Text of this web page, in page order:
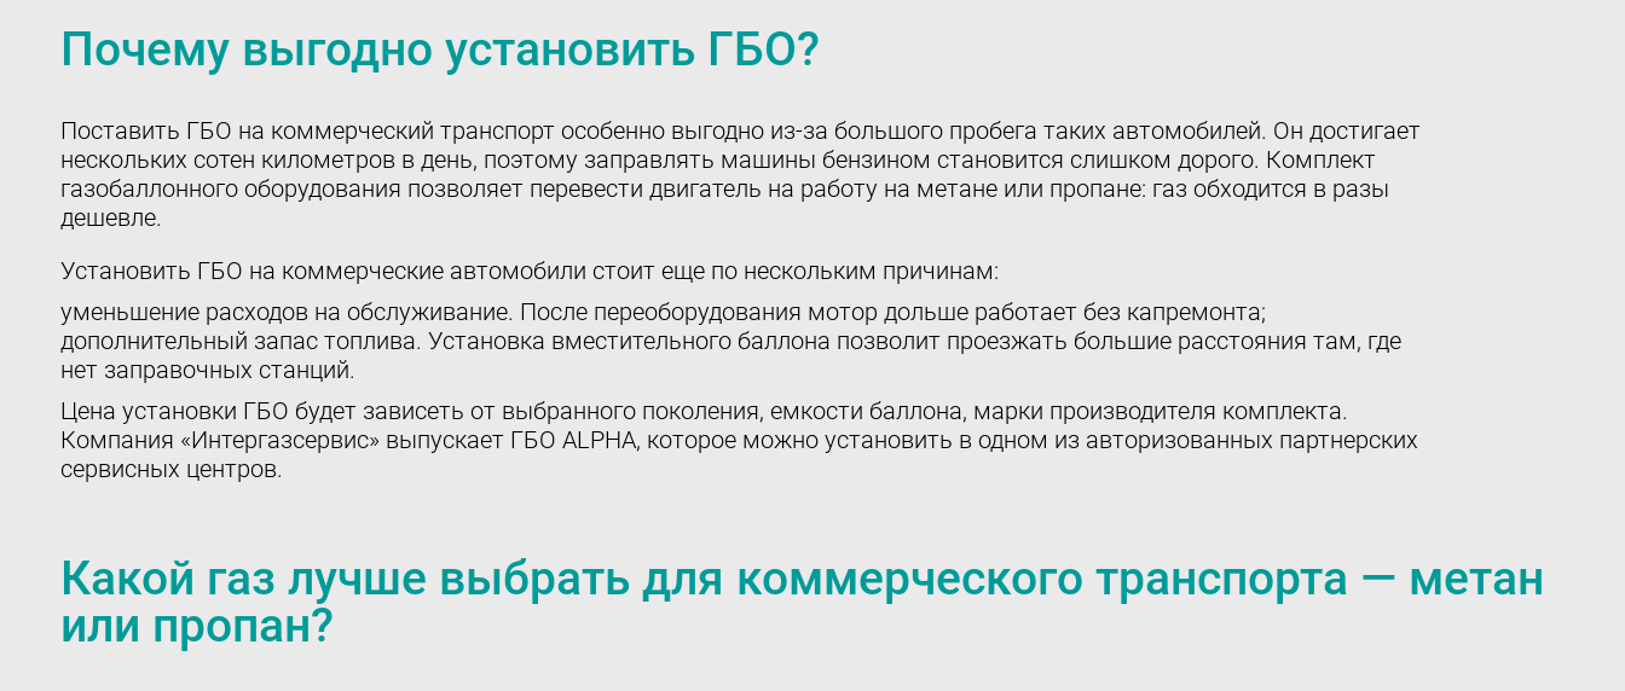
Подписаться
Почему выгодно установить ГБО?
Поставить ГБО на коммерческий транспорт особенно выгодно из-за большого пробега таких автомобилей. Он достигает
нескольких сотен километров в день, поэтому заправлять машины бензином становится слишком дорого. Комплект
газобаллонного оборудования позволяет перевести двигатель на работу на метане или пропане: газ обходится в разы
дешевле.
Установить ГБО на коммерческие автомобили стоит еще по нескольким причинам:
уменьшение расходов на обслуживание. После переоборудования мотор дольше работает без капремонта;
дополнительный запас топлива. Установка вместительного баллона позволит проезжать большие расстояния там, где
нет заправочных станций.
Цена установки ГБО будет зависеть от выбранного поколения, емкости баллона, марки производителя комплекта.
Компания «Интергазсервис» выпускает ГБО ALPHA, которое можно установить в одном из авторизованных партнерских
сервисных центров.
Какой газ лучше выбрать для коммерческого транспорта — метан
или пропан?